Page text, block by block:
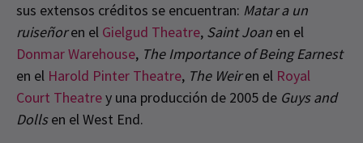
sus extensos créditos se encuentran: Matar a un
ruiseñoren el Gielgud Theatre, Saint Joan en el
Donmar Warehouse, The Importance of Being Earnest
en el Harold Pinter Theatre, The Weiren el Royal
Court Theatrey una producción de 2005 de Guys and
Dollsen el West End.